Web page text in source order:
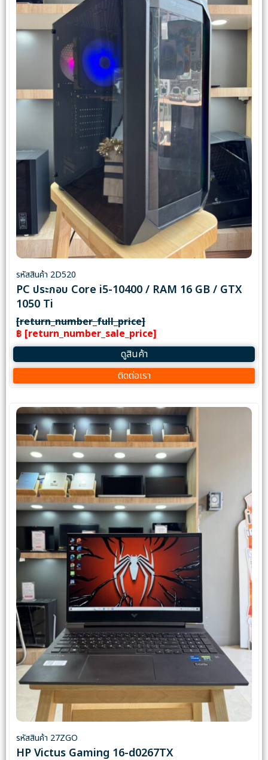
รหัสสินค้า 2D520
PC ประกอบ Core i5-10400 / RAM 16 GB / GTX
1050 Ti
[return_number_full_price]
฿ [return_number_sale_price]
ดูสินค้า
ติดต่อเรา
รหัสสินค้า 27ZGO
HP Victus Gaming 16-d0267TX